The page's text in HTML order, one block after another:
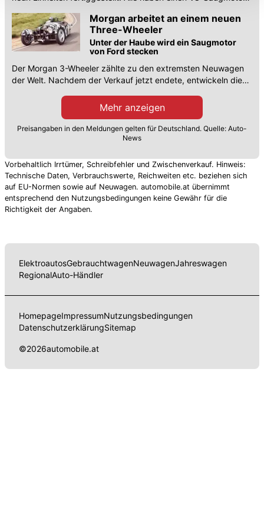
können die Einstellungen jederzeit in unserer
Datenschutzerklärunganpassen.
Morgan arbeitet an einem neuen
Three-Wheeler
Unter der Haube wird ein Saugmotor
von Ford stecken
Der Morgan 3-Wheeler zählte zu den extremsten Neuwagen
der Welt. Nachdem der Verkauf jetzt endete, entwickeln die
Mehr anzeigen
Preisangaben in den Meldungen gelten für Deutschland. Quelle: Auto-
News
Vorbehaltlich Irrtümer, Schreibfehler und Zwischenverkauf. Hinweis:
Technische Daten, Verbrauchswerte, Reichweiten etc. beziehen sich
auf EU-Normen sowie auf Neuwagen. automobile.at übernimmt
entsprechend den Nutzungsbedingungen keine Gewähr für die
Richtigkeit der Angaben.
ElektroautosGebrauchtwagenNeuwagenJahreswagen
RegionalAuto-Händler
HomepageImpressumNutzungsbedingungen
DatenschutzerklärungSitemap
©2026automobile.at